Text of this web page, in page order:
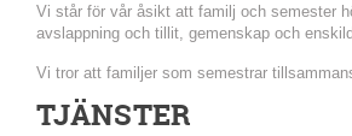
Vi står för vår åsikt att familj och semester
avslappning och tillit, gemenskap och
Vi tror att familjer som semestrar
TJÄNSTER